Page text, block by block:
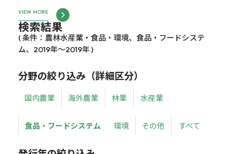
VIEW MORE
検索結果
( 条件：農林水産業・食品・環境、食品・フードシステ
ム、2019年～2019年 )
分野の絞り込み（詳細区分）
国内農業 海外農業 林業 水産業
食品・フードシステム 環境 その他 すべて